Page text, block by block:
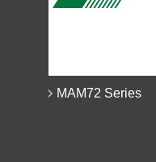
MAM72 Series